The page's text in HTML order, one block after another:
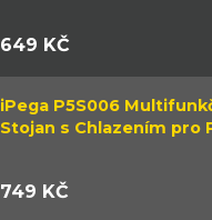
649 KČ
iPega P5S006
Stojan s Chlazením pro
749 KČ